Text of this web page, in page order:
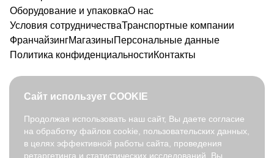
Оборудование и упаковкаО нас
Условия сотрудничестваТранспортные компании
ФранчайзингМагазиныПерсональные данные
Политика конфиденциальностиКонтакты
8 800 350 91 90
opt@fabretti.ru
Сайт использует COOKIE
Продолжая использовать наш сайт, Вы даете согласие
на обработку файлов cookie, пользовательских данных,
в целях эффективной работы сайта, проведения
ретаргетинга и статистических исследований. Вы